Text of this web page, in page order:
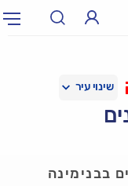
בבנימינה